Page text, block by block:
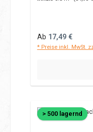
Regulärer Preis:
Ab 17,49 €
* Preise inkl. MwSt.
> 500 lagernd